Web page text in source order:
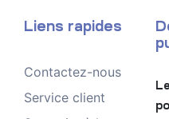
Liens rapides
Contactez-nous
Service client